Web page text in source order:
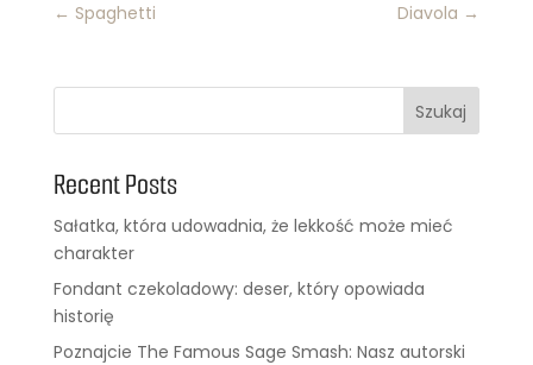
← Spaghetti Diavola →
Szukaj
Recent Posts
Sałatka, która udowadnia, że lekkość może mieć
charakter
Fondant czekoladowy: deser, który opowiada
historię
Poznajcie The Famous Sage Smash: Nasz autorski